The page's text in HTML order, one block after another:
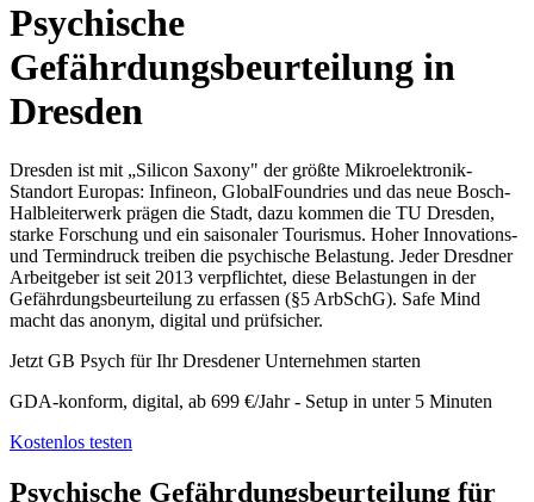
Psychische
Gefährdungsbeurteilung in
Dresden
Dresden ist mit „Silicon Saxony" der größte Mikroelektronik-
Standort Europas: Infineon, GlobalFoundries und das neue Bosch-
Halbleiterwerk prägen die Stadt, dazu kommen die TU Dresden,
starke Forschung und ein saisonaler Tourismus. Hoher Innovations-
und Termindruck treiben die psychische Belastung. Jeder Dresdner
Arbeitgeber ist seit 2013 verpflichtet, diese Belastungen in der
Gefährdungsbeurteilung zu erfassen (§5 ArbSchG). Safe Mind
macht das anonym, digital und prüfsicher.
Jetzt GB Psych für Ihr Dresdener Unternehmen starten
GDA-konform, digital, ab 699 €/Jahr - Setup in unter 5 Minuten
Kostenlos testen
Psychische Gefährdungsbeurteilung für